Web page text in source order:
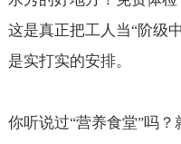
这是真正把工人当“阶级
是实打实的安排。
你听说过“营养食堂”吗？